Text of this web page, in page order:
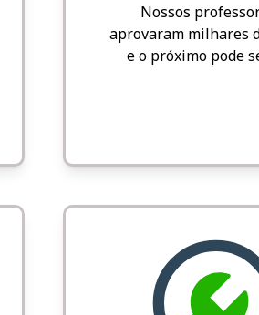
Nossos
aprovaram milhares
e o próximo pode